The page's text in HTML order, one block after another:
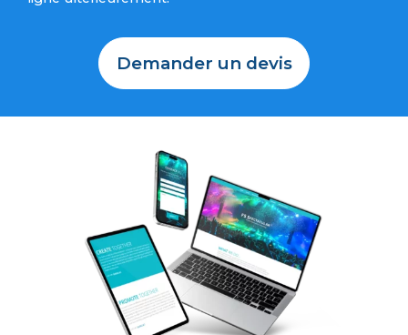
Demander un devis